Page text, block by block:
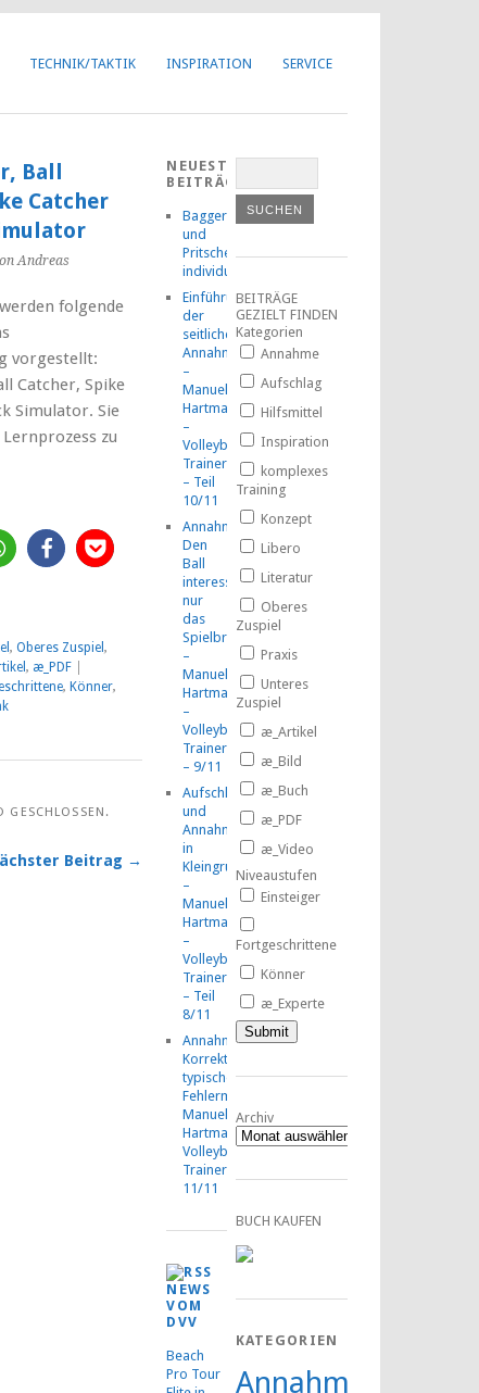
TECHNIK/TAKTIK INSPIRATION SERVICE
Ball
Catcher
Andreas
werden folgende
vorgestellt:
Catcher, Spike
Simulator. Sie
zu
, Oberes Zuspiel ,
, æ_PDF
, Könner,
GESCHLOSSEN.
Beitrag →
NEUESTE
BEITRÄGE
Baggern
und
Pritschen
individuell
Einführung
der
seitlichen
Annahmetechnik
–
Manuel
Hartmann
–
Volleyball-
TrainerMOOC
– Teil
10/11
Annahme:
Den
Ball
interessiert
nur
das
Spielbrett!
–
Manuel
Hartmann
–
Volleyball-
TrainerMOOC
– 9/11
Aufschlag
und
Annahme
in
Kleingruppen
–
Manuel
Hartmann
–
Volleyball-
TrainerMOOC
– Teil
8/11
Annahmetraining:
Korrektur
typischer
Fehlermuster,
Manuel
Hartmann,
Volleyball-
TrainerMOOC,
11/11
NEWS
VOM
DVV
Beach
Pro Tour
BEITRÄGE
GEZIELT FINDEN
Kategorien
Annahme
Aufschlag
Hilfsmittel
Inspiration
komplexes
Training
Konzept
Libero
Literatur
Oberes
Zuspiel
Praxis
Unteres
Zuspiel
æ_Artikel
æ_Bild
æ_Buch
æ_PDF
æ_Video
Niveaustufen
Einsteiger
Fortgeschrittene
Könner
æ_Experte
Archiv
BUCH KAUFEN
KATEGORIEN
Annahme